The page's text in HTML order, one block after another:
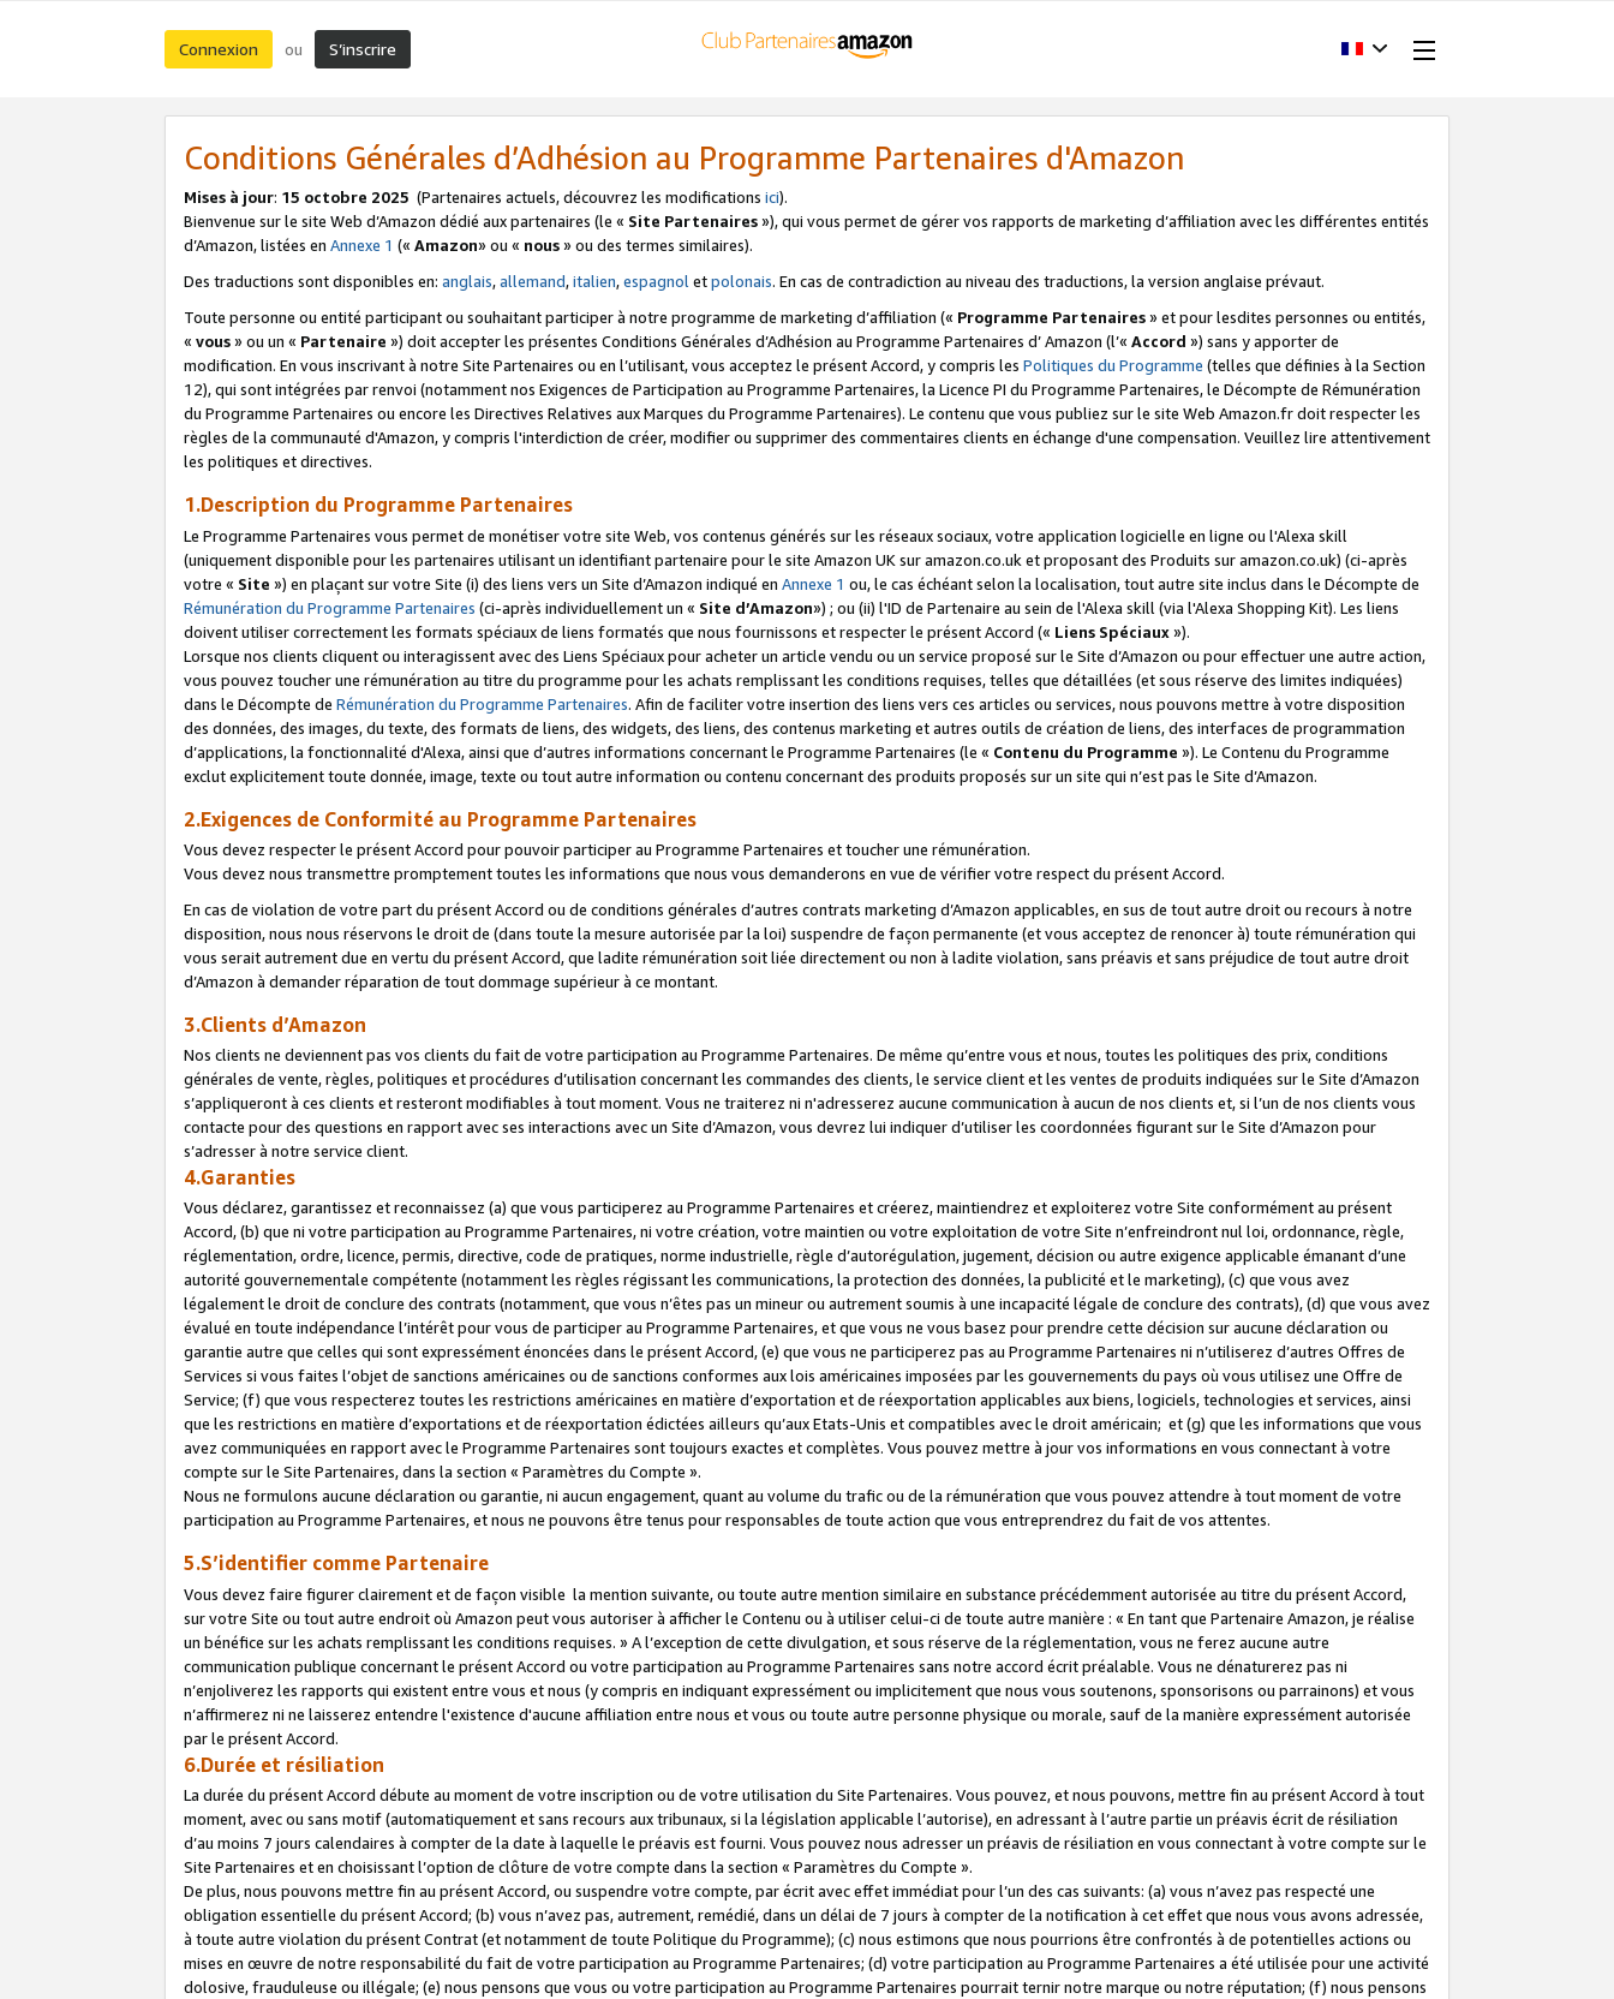
Connexion ou S’inscrire
Conditions Générales d’Adhésion au Programme Partenaires d'Amazon
Mises à jour: 15 octobre 2025 (Partenaires actuels, découvrez les modifications ici).
Bienvenue sur le site Web d’Amazon dédié aux partenaires (le « Site Partenaires»), qui vous permet de gérer vos rapports de marketing d’affiliation avec les différentes entités
d’Amazon, listées en Annexe 1 (« Amazon» ou « nous» ou des termes similaires).
Des traductions sont disponibles en: anglais,allemand,italien,espagnoletpolonais. En cas de contradiction au niveau des traductions, la version anglaise prévaut.
Toute personne ou entité participant ou souhaitant participer à notre programme de marketing d’affiliation (« Programme Partenaires» et pour lesdites personnes ou entités,
« vous» ou un « Partenaire ») doit accepter les présentes Conditions Générales d’Adhésion au Programme Partenaires d’ Amazon (l’« Accord ») sans y apporter de
modification. En vous inscrivant à notre Site Partenaires ou en l’utilisant, vous acceptez le présent Accord, y compris les Politiques du Programme (telles que définies à la Section
12), qui sont intégrées par renvoi (notamment nos Exigences de Participation au Programme Partenaires, la Licence PI du Programme Partenaires, le Décompte de Rémunération
du Programme Partenaires ou encore les Directives Relatives aux Marques du Programme Partenaires). Le contenu que vous publiez sur le site Web Amazon.fr doit respecter les
règles de la communauté d'Amazon, y compris l'interdiction de créer, modifier ou supprimer des commentaires clients en échange d'une compensation. Veuillez lire attentivement
les politiques et directives.
1.Description du Programme Partenaires
Le Programme Partenaires vous permet de monétiser votre site Web, vos contenus générés sur les réseaux sociaux, votre application logicielle en ligne ou l'Alexa skill
(uniquement disponible pour les partenaires utilisant un identifiant partenaire pour le site Amazon UK sur amazon.co.uk et proposant des Produits sur amazon.co.uk) (ci-après
votre « Site ») en plaçant sur votre Site (i) des liens vers un Site d’Amazon indiqué en Annexe 1 ou, le cas échéant selon la localisation, tout autre site inclus dans le Décompte de
Rémunération du Programme Partenaires (ci-après individuellement un « Site d’Amazon») ; ou (ii) l'ID de Partenaire au sein de l'Alexa skill (via l'Alexa Shopping Kit). Les liens
doivent utiliser correctement les formats spéciaux de liens formatés que nous fournissons et respecter le présent Accord (« Liens Spéciaux»).
Lorsque nos clients cliquent ou interagissent avec des Liens Spéciaux pour acheter un article vendu ou un service proposé sur le Site d’Amazon ou pour effectuer une autre action,
vous pouvez toucher une rémunération au titre du programme pour les achats remplissant les conditions requises, telles que détaillées (et sous réserve des limites indiquées)
dans le Décompte de Rémunération du Programme Partenaires. Afin de faciliter votre insertion des liens vers ces articles ou services, nous pouvons mettre à votre disposition
des données, des images, du texte, des formats de liens, des widgets, des liens, des contenus marketing et autres outils de création de liens, des interfaces de programmation
d’applications, la fonctionnalité d'Alexa, ainsi que d’autres informations concernant le Programme Partenaires (le « Contenu du Programme »). Le Contenu du Programme
exclut explicitement toute donnée, image, texte ou tout autre information ou contenu concernant des produits proposés sur un site qui n’est pas le Site d’Amazon.
2.Exigences de Conformité au Programme Partenaires
Vous devez respecter le présent Accord pour pouvoir participer au Programme Partenaires et toucher une rémunération.
Vous devez nous transmettre promptement toutes les informations que nous vous demanderons en vue de vérifier votre respect du présent Accord.
En cas de violation de votre part du présent Accord ou de conditions générales d’autres contrats marketing d’Amazon applicables, en sus de tout autre droit ou recours à notre
disposition, nous nous réservons le droit de (dans toute la mesure autorisée par la loi) suspendre de façon permanente (et vous acceptez de renoncer à) toute rémunération qui
vous serait autrement due en vertu du présent Accord, que ladite rémunération soit liée directement ou non à ladite violation, sans préavis et sans préjudice de tout autre droit
d’Amazon à demander réparation de tout dommage supérieur à ce montant.
3.Clients d’Amazon
Nos clients ne deviennent pas vos clients du fait de votre participation au Programme Partenaires. De même qu’entre vous et nous, toutes les politiques des prix, conditions
générales de vente, règles, politiques et procédures d’utilisation concernant les commandes des clients, le service client et les ventes de produits indiquées sur le Site d’Amazon
s’appliqueront à ces clients et resteront modifiables à tout moment. Vous ne traiterez ni n'adresserez aucune communication à aucun de nos clients et, si l’un de nos clients vous
contacte pour des questions en rapport avec ses interactions avec un Site d’Amazon, vous devrez lui indiquer d’utiliser les coordonnées figurant sur le Site d’Amazon pour
s’adresser à notre service client.
4.Garanties
Vous déclarez, garantissez et reconnaissez (a) que vous participerez au Programme Partenaires et créerez, maintiendrez et exploiterez votre Site conformément au présent
Accord, (b) que ni votre participation au Programme Partenaires, ni votre création, votre maintien ou votre exploitation de votre Site n’enfreindront nul loi, ordonnance, règle,
réglementation, ordre, licence, permis, directive, code de pratiques, norme industrielle, règle d’autorégulation, jugement, décision ou autre exigence applicable émanant d’une
autorité gouvernementale compétente (notamment les règles régissant les communications, la protection des données, la publicité et le marketing), (c) que vous avez
légalement le droit de conclure des contrats (notamment, que vous n’êtes pas un mineur ou autrement soumis à une incapacité légale de conclure des contrats), (d) que vous avez
évalué en toute indépendance l’intérêt pour vous de participer au Programme Partenaires, et que vous ne vous basez pour prendre cette décision sur aucune déclaration ou
garantie autre que celles qui sont expressément énoncées dans le présent Accord, (e) que vous ne participerez pas au Programme Partenaires ni n’utiliserez d’autres Offres de
Services si vous faites l’objet de sanctions américaines ou de sanctions conformes aux lois américaines imposées par les gouvernements du pays où vous utilisez une Offre de
Service; (f) que vous respecterez toutes les restrictions américaines en matière d’exportation et de réexportation applicables aux biens, logiciels, technologies et services, ainsi
que les restrictions en matière d’exportations et de réexportation édictées ailleurs qu’aux Etats-Unis et compatibles avec le droit américain; et (g) que les informations que vous
avez communiquées en rapport avec le Programme Partenaires sont toujours exactes et complètes. Vous pouvez mettre à jour vos informations en vous connectant à votre
compte sur le Site Partenaires, dans la section « Paramètres du Compte ».
Nous ne formulons aucune déclaration ou garantie, ni aucun engagement, quant au volume du trafic ou de la rémunération que vous pouvez attendre à tout moment de votre
participation au Programme Partenaires, et nous ne pouvons être tenus pour responsables de toute action que vous entreprendrez du fait de vos attentes.
5.S’identifier comme Partenaire
Vous devez faire figurer clairement et de façon visible la mention suivante, ou toute autre mention similaire en substance précédemment autorisée au titre du présent Accord,
sur votre Site ou tout autre endroit où Amazon peut vous autoriser à afficher le Contenu ou à utiliser celui-ci de toute autre manière : « En tant que Partenaire Amazon, je réalise
un bénéfice sur les achats remplissant les conditions requises. » A l’exception de cette divulgation, et sous réserve de la réglementation, vous ne ferez aucune autre
communication publique concernant le présent Accord ou votre participation au Programme Partenaires sans notre accord écrit préalable. Vous ne dénaturerez pas ni
n’enjoliverez les rapports qui existent entre vous et nous (y compris en indiquant expressément ou implicitement que nous vous soutenons, sponsorisons ou parrainons) et vous
n’affirmerez ni ne laisserez entendre l'existence d'aucune affiliation entre nous et vous ou toute autre personne physique ou morale, sauf de la manière expressément autorisée
par le présent Accord.
6.Durée et résiliation
La durée du présent Accord débute au moment de votre inscription ou de votre utilisation du Site Partenaires. Vous pouvez, et nous pouvons, mettre fin au présent Accord à tout
moment, avec ou sans motif (automatiquement et sans recours aux tribunaux, si la législation applicable l’autorise), en adressant à l’autre partie un préavis écrit de résiliation
d’au moins 7 jours calendaires à compter de la date à laquelle le préavis est fourni. Vous pouvez nous adresser un préavis de résiliation en vous connectant à votre compte sur le
Site Partenaires et en choisissant l’option de clôture de votre compte dans la section « Paramètres du Compte ».
De plus, nous pouvons mettre fin au présent Accord, ou suspendre votre compte, par écrit avec effet immédiat pour l’un des cas suivants: (a) vous n’avez pas respecté une
obligation essentielle du présent Accord; (b) vous n’avez pas, autrement, remédié, dans un délai de 7 jours à compter de la notification à cet effet que nous vous avons adressée,
à toute autre violation du présent Contrat (et notamment de toute Politique du Programme); (c) nous estimons que nous pourrions être confrontés à de potentielles actions ou
mises en œuvre de notre responsabilité du fait de votre participation au Programme Partenaires; (d) votre participation au Programme Partenaires a été utilisée pour une activité
dolosive, frauduleuse ou illégale; (e) nous pensons que vous ou votre participation au Programme Partenaires pourrait ternir notre marque ou notre réputation; (f) nous pensons